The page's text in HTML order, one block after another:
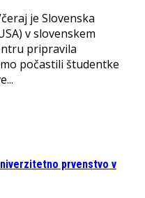
je Slovenska
v slovenskem
pripravila
počastili študentke
prvenstvo v